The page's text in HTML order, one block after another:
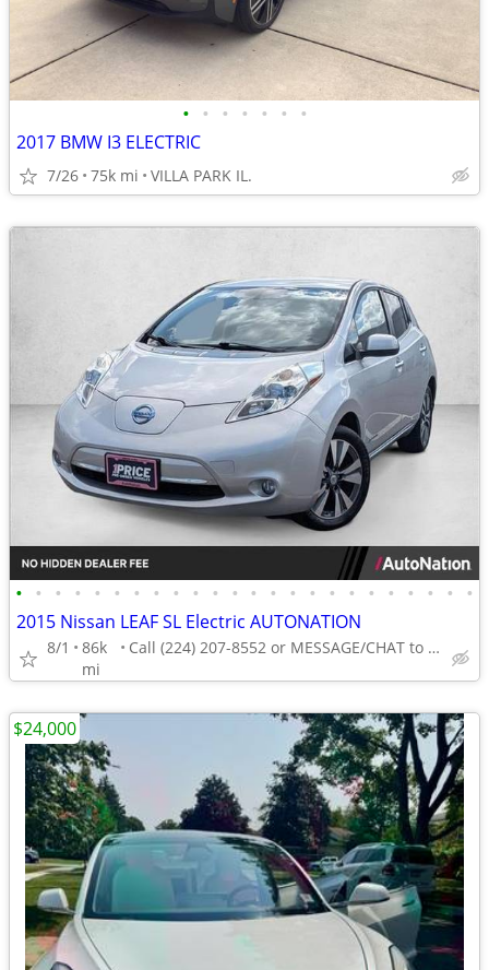
• • • • • • •
2017 BMW I3 ELECTRIC
7/26 75k mi VILLA PARK IL.
• • • • • • • • • • • • • • • • • • • • • • • •
2015 Nissan LEAF SL Electric AUTONATION
8/1
86k
mi
Call (224) 207-8552 or MESSAGE/CHAT to confirm availability
$24,000